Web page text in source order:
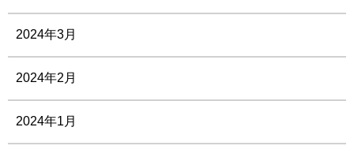
2024年3月
2024年2月
2024年1月